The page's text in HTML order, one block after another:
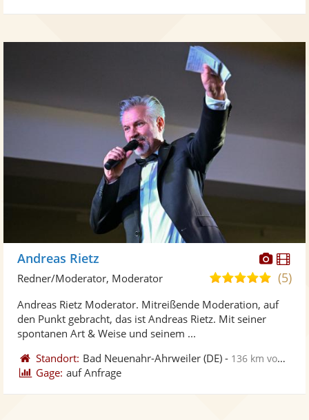
Fotos
Andreas Rietz
5,0
5
(5)
Redner/Moderator, Moderator
Andreas Rietz Moderator. Mitreißende Moderation, auf
den Punkt gebracht, das ist Andreas Rietz. Mit seiner
spontanen Art & Weise und seinem ...
Standort: Bad Neuenahr-Ahrweiler (DE) - 136 km von Dillingen
Gage: auf Anfrage